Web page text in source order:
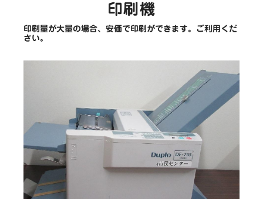
印刷機
印刷量が大量の場合、安価で印刷ができます。ご利用くだ
さい。